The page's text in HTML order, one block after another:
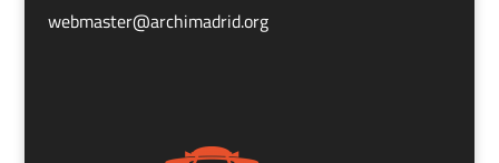
webmaster@archimadrid.org